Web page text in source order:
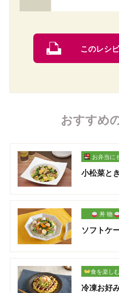
このレシ
おすすめ
お弁当に
小松菜と
丼 物
ソフトケ
食を楽し
冷凍お好